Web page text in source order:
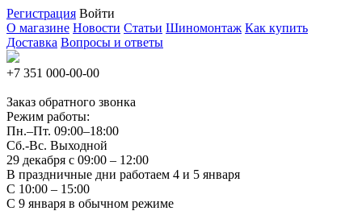
Регистрация Войти
О магазине Новости Статьи Шиномонтаж Как купить
Доставка Вопросы и ответы
+7 351 000-00-00
Заказ обратного звонка
Режим работы:
Пн.–Пт. 09:00–18:00
Сб.-Вс. Выходной
29 декабря с 09:00 – 12:00
В праздничные дни работаем 4 и 5 января
С 10:00 – 15:00
С 9 января в обычном режиме